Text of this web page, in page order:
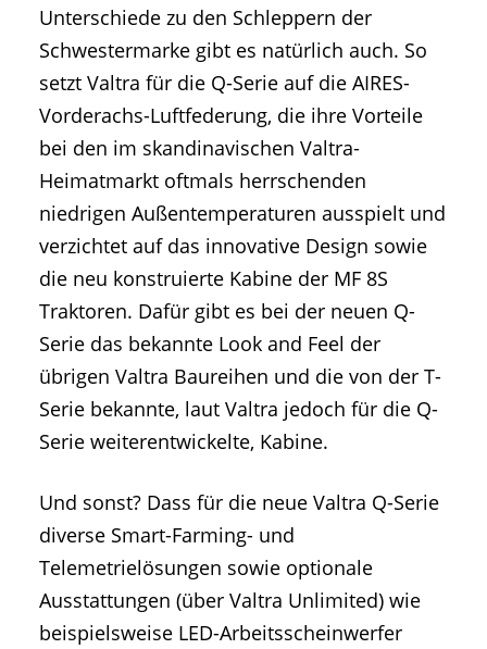
Unterschiede zu den Schleppern der
Schwestermarke gibt es natürlich auch. So
setzt Valtra für die Q-Serie auf die AIRES-
Vorderachs-Luftfederung, die ihre Vorteile
bei den im skandinavischen Valtra-
Heimatmarkt oftmals herrschenden
niedrigen Außentemperaturen ausspielt und
verzichtet auf das innovative Design sowie
die neu konstruierte Kabine der MF 8S
Traktoren. Dafür gibt es bei der neuen Q-
Serie das bekannte Look and Feel der
übrigen Valtra Baureihen und die von der T-
Serie bekannte, laut Valtra jedoch für die Q-
Serie weiterentwickelte, Kabine.
Und sonst? Dass für die neue Valtra Q-Serie
diverse Smart-Farming- und
Telemetrielösungen sowie optionale
Ausstattungen (über Valtra Unlimited) wie
beispielsweise LED-Arbeitsscheinwerfer